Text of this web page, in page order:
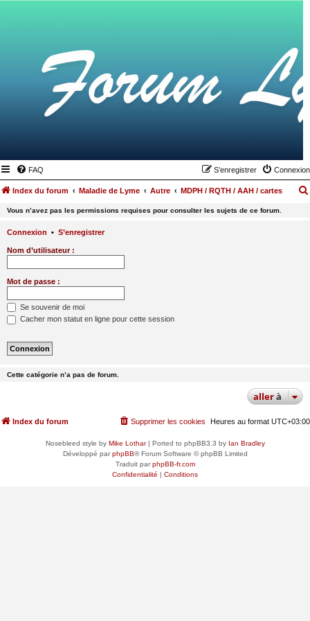
FAQ Connexion
S’enregistrer
Index du forum Maladie de Lyme Autre MDPH / RQTH / AAH / cartes
Vous n’avez pas les permissions requises pour consulter les sujets de ce forum.
Connexion • S’enregistrer
Nom d’utilisateur :
Mot de passe :
Se souvenir de moi
Cacher mon statut en ligne pour cette session
Cette catégorie n’a pas de forum.
allerà
Index du forum Heures au format UTC+03:00
Supprimer les cookies
Nosebleed style by Mike Lothar| Ported to phpBB3.3 by Ian Bradley
Développé parphpBB® Forum Software © phpBB Limited
Traduit parphpBB-fr.com
Confidentialité | Conditions